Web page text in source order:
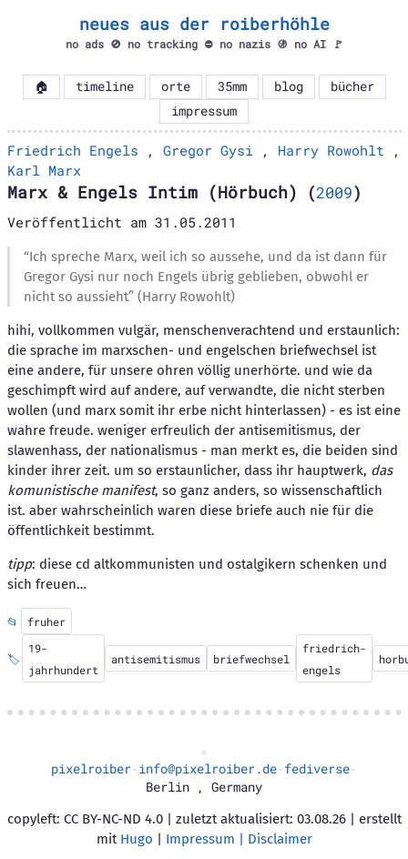
neues aus der roiberhöhle
no ads 🚫 no tracking ⛔ no nazis 🚯 no AI 🚩
🏠 timeline orte 35mm blog
bücher
impressum
Friedrich Engels , Gregor Gysi , Harry Rowohlt ,
Karl Marx
Marx & Engels Intim (Hörbuch) (2009)
Veröffentlicht am 31.05.2011
“Ich spreche Marx, weil ich so aussehe, und da ist dann für
Gregor Gysi nur noch Engels übrig geblieben, obwohl er
nicht so aussieht” (Harry Rowohlt)
hihi, vollkommen vulgär, menschenverachtend und erstaunlich:
die sprache im marxschen- und engelschen briefwechsel ist
eine andere, für unsere ohren völlig unerhörte. und wie da
geschimpft wird auf andere, auf verwandte, die nicht sterben
wollen (und marx somit ihr erbe nicht hinterlassen) - es ist eine
wahre freude. weniger erfreulich der antisemitismus, der
slawenhass, der nationalismus - man merkt es, die beiden sind
kinder ihrer zeit. um so erstaunlicher, dass ihr hauptwerk, das
komunistische manifest, so ganz anders, so wissenschaftlich
ist. aber wahrscheinlich waren diese briefe auch nie für die
öffentlichkeit bestimmt.
tipp: diese cd altkommunisten und ostalgikern schenken und
sich freuen…
📂 fruher
🏷️
19-
jahrhundert
antisemitismus briefwechsel
friedrich-
engels
pixelroiber· info@pixelroiber.de· fediverse·
Berlin , Germany
copyleft: CC BY-NC-ND 4.0 | zuletzt aktualisiert: 03.08.26 | erstellt
mit Hugo | Impressum | Disclaimer